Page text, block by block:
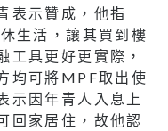
表示贊成，他指
生活，讓其買到樓
工具更好更實際，
均可將MPF取出使
示因年青人入息上
回家居住，故他認